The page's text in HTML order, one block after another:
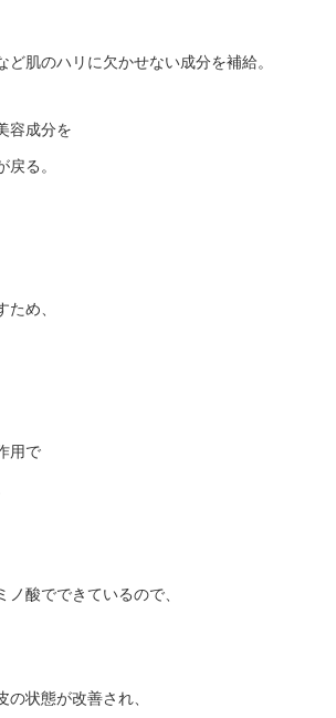
肌のハリに欠かせない成分を補給。
容成分を
る。
め、
用で
酸でできているので、
状態が改善され、